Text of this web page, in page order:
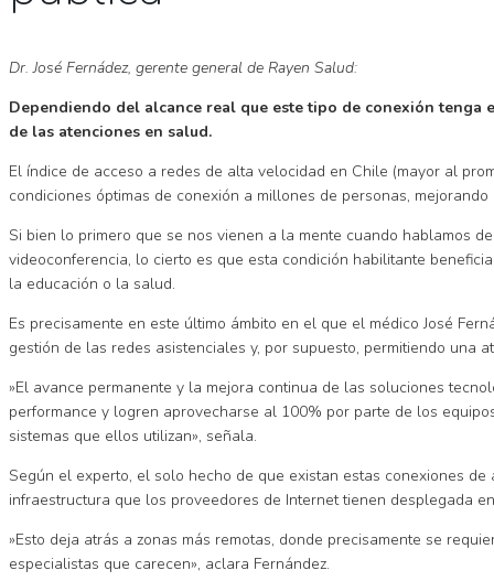
Dr. José Fernádez, gerente general de Rayen Salud:
Dependiendo del alcance real que este tipo de conexión
de las atenciones en salud.
El índice de acceso a redes de alta velocidad en Chile (mayor al
condiciones óptimas de conexión a millones de personas,
Si bien lo primero que se nos vienen a la mente cuando hablamos
videoconferencia, lo cierto es que esta condición habilitante
la educación o la salud.
Es precisamente en este último ámbito en el que el médico José
gestión de las redes asistenciales y, por supuesto, permitiendo una
»El avance permanente y la mejora continua de las soluciones
performance y logren aprovecharse al 100% por parte de los
sistemas que ellos utilizan», señala.
Según el experto, el solo hecho de que existan estas conexiones
infraestructura que los proveedores de Internet tienen desplegada
»Esto deja atrás a zonas más remotas, donde precisamente se
especialistas que carecen», aclara Fernández.